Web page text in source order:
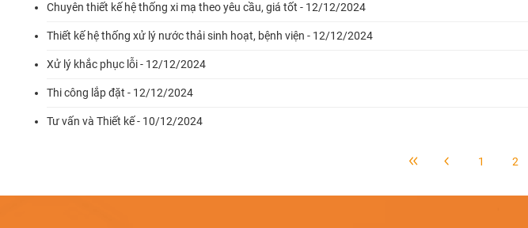
Chuyên thiết kế hệ thống xi mạ theo yêu cầu, giá tốt - 12/12/2024
Thiết kế hệ thống xử lý nước thải sinh hoạt, bệnh viện - 12/12/2024
Xử lý khắc phục lỗi - 12/12/2024
Thi công lắp đặt - 12/12/2024
Tư vấn và Thiết kế - 10/12/2024
1 2